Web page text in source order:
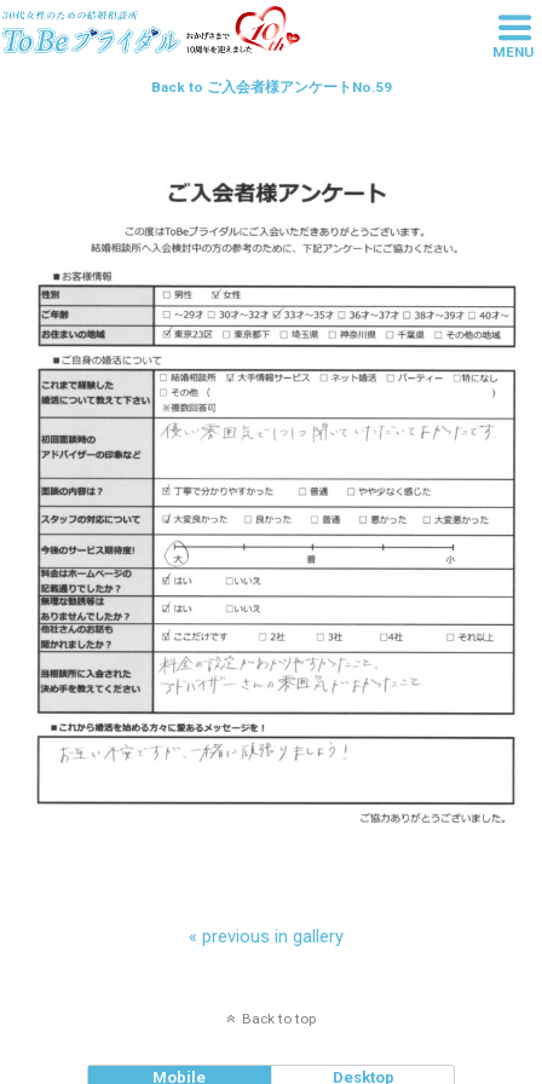
MENU
東京池袋の結婚相談所は20代・30
Back to ご入会者様アンケートNo.59
« previous in gallery
Back to top
Mobile Desktop